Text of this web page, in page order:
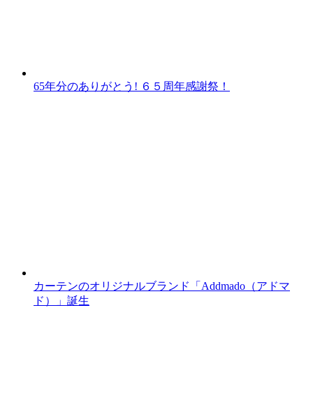
65年分のありがとう! ６５周年感謝祭！
カーテンのオリジナルブランド「Addmado（アドマ
ド）」誕生